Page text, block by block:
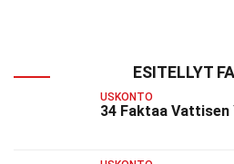
ESITELLYT
USKONTO
34 Faktaa Vattisen